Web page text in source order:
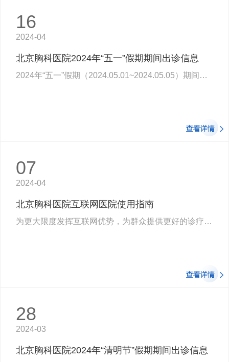
16
2024-04
北京胸科医院2024年“五一”假期期间出诊信息
2024年“五一”假期（2024.05.01~2024.05.05）期间出诊情况如下：01 结核内科5月1日…
07
2024-04
北京胸科医院互联网医院使用指南
为更大限度发挥互联网优势，为群众提供更好的诊疗服务，北京胸科医院互联网医院平台…
28
2024-03
北京胸科医院2024年“清明节”假期期间出诊信息